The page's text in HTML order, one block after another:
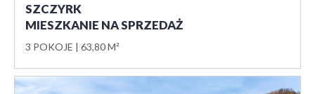
SZCZYRK
MIESZKANIE NA SPRZEDAŻ
3 POKOJE 63,80 M²